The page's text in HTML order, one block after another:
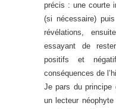
précis : une courte
(si nécessaire)
révélations,
essayant de
positifs et
conséquences de
Je pars du principe
un lecteur néophyte